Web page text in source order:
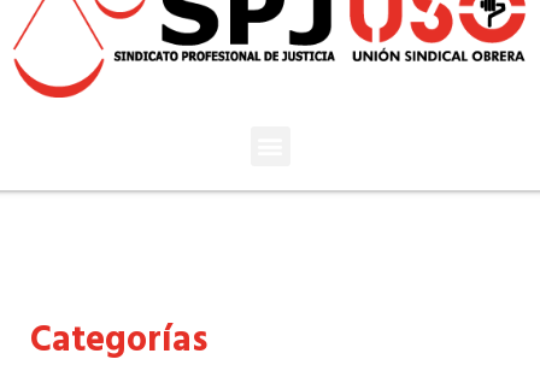
Categorías